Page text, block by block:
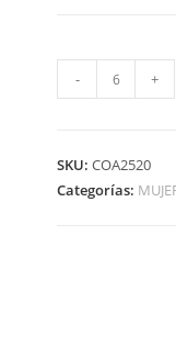
- +
SKU:COA2520
Categorías: